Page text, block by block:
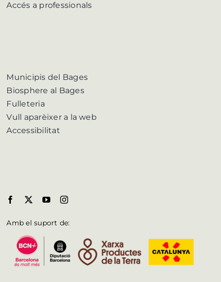
Accés a professionals
Municipis del Bages
Biosphere al Bages
Fulleteria
Vull aparèixer a la web
Accessibilitat
Amb el suport de: